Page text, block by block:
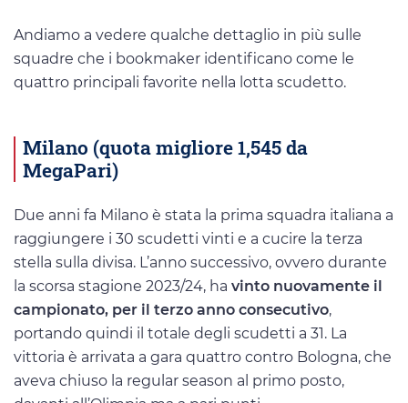
Andiamo a vedere qualche dettaglio in più sulle
squadre che i bookmaker identificano come le
quattro principali favorite nella lotta scudetto.
Milano (quota migliore 1,545 da
MegaPari)
Due anni fa Milano è stata la prima squadra italiana a
raggiungere i 30 scudetti vinti e a cucire la terza
stella sulla divisa. L’anno successivo, ovvero durante
la scorsa stagione 2023/24, ha vinto nuovamente il
campionato, per il terzo anno consecutivo,
portando quindi il totale degli scudetti a 31. La
vittoria è arrivata a gara quattro contro Bologna, che
aveva chiuso la regular season al primo posto,